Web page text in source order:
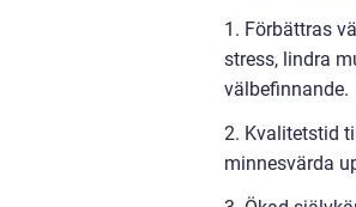
1. Förbättras
stress, lindra
välbefinnande.
2. Kvalitetstid
minnesvärda